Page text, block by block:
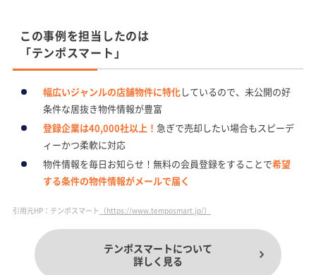
この事例を担当したのは
「テンポスマート」
幅広いジャンルの店舗物件に特化しているので、未公開の好
条件な居抜き物件情報が豊富
登録企業は40,000社以上！急ぎで売却したい場合もスピーデ
ィーかつ柔軟に対応
物件情報を毎日お知らせ！無料の会員登録をすることで希望
する条件の物件情報がメールで届く
引用元HP：テンポスマート （https://www.temposmart.jp/）
テンポスマートについて
詳しく見る